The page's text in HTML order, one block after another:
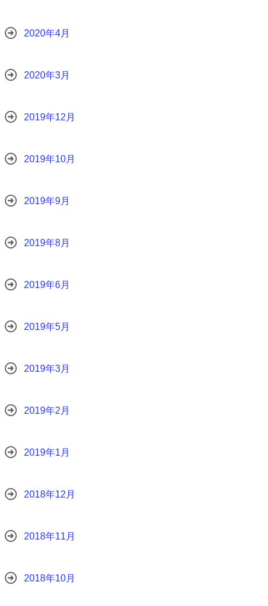
2020年4月
2020年3月
2019年12月
2019年10月
2019年9月
2019年8月
2019年6月
2019年5月
2019年3月
2019年2月
2019年1月
2018年12月
2018年11月
2018年10月